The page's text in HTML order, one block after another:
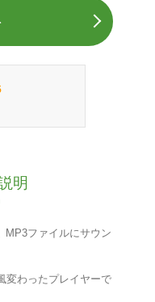
明
MP3ファイルにサウン
変わったプレイヤーで